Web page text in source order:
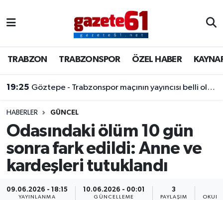
TRABZON TRABZONSPOR ÖZEL HABER
19:25 Göztepe - Trabzonspor maçının yayıncısı belli oldu!
HABERLER GÜNCEL
Odasındaki ölüm 10 gün
sonra fark edildi: Anne ve
kardeşleri tutuklandı
09.06.2026 - 18:15
YAYINLANMA
10.06.2026 - 00:01
GÜNCELLEME
3
PAYLAŞIM
TRABZONSPOR
ÖZEL HABER
KAYNAR KAZAN
SİYASET
GÜNDEM
Trabzon Nöbetçi Eczaneler
Trabzon Hava Durumu
Trabzon Namaz Vakitleri
Trabzon Trafik Yoğunluk Haritası
Süper Lig Puan Durumu ve Fikstür
Tüm Manşetler
Son Dakika Haberleri